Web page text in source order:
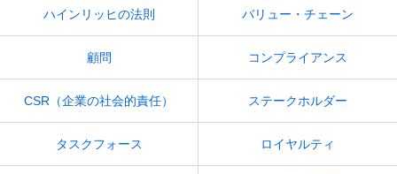
ハインリッヒの法則 バリュー・チェーン
顧問 コンプライアンス
CSR（企業の社会的責任） ステークホルダー
タスクフォース ロイヤルティ